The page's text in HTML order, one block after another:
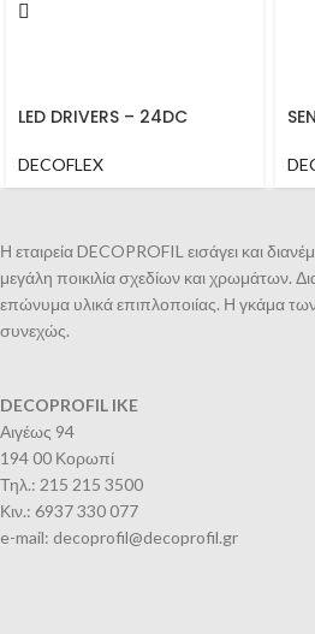
LED DRIVERS – 24DC
DECOFLEX
Η εταιρεία DECOPROFIL εισάγει και
μεγάλη ποικιλία σχεδίων και χρωμάτων.
επώνυμα υλικά επιπλοποιίας. Η γκάμα
συνεχώς.
DECOPROFIL IKE
Αιγέως 94
194 00 Κορωπί
Τηλ.: 215 215 3500
Κιν.: 6937 330 077
e-mail: decoprofil@decoprofil.gr